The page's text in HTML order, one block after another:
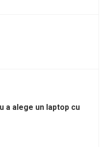
a alege un laptop cu